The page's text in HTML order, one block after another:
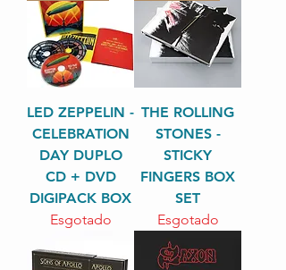
LED ZEPPELIN -
CELEBRATION
DAY DUPLO
CD + DVD
DIGIPACK BOX
Esgotado
THE ROLLING
STONES -
STICKY
FINGERS BOX
SET
Esgotado